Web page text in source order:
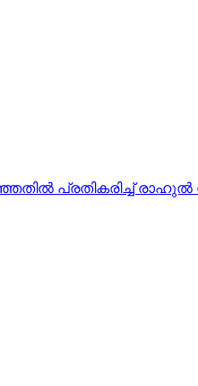
പ്രതികരിച്ച് രാഹുല്‍